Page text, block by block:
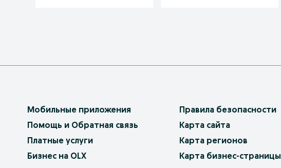
Мобильные приложения
Помощь и Обратная связь
Платные услуги
Бизнес на OLX
Правила безопасности
Карта сайта
Карта регионов
Карта бизнес-страницы